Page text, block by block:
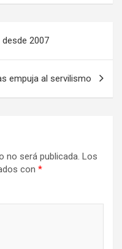
2007
empuja al servilismo
no será publicada. Los
con *